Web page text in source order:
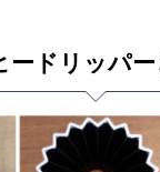
ードリッパ